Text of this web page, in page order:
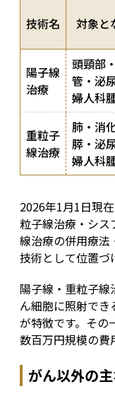
技術名 対象と
陽子線
治療
頭頸部
管・泌
婦人科
重粒子
線治療
肺・消
膵・泌
婦人科
2026年1月1日現
粒子線治療・シス
線治療の併用療法
技術として位置づ
陽子線・重粒子
ん細胞に照射で
が特徴です。その
数百万円規模の費
がん以外の